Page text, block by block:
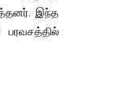
இந்த